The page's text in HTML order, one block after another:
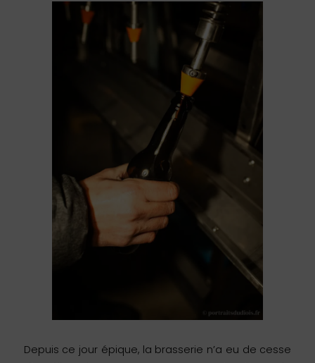
Depuis ce jour épique, la brasserie n’a eu de cesse